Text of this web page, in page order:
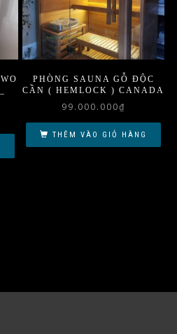
PHÒNG SAUNA GỖ ĐỘC
CẦN ( HEMLOCK ) CANADA
99.000.000₫
THÊM VÀO GIỎ HÀNG